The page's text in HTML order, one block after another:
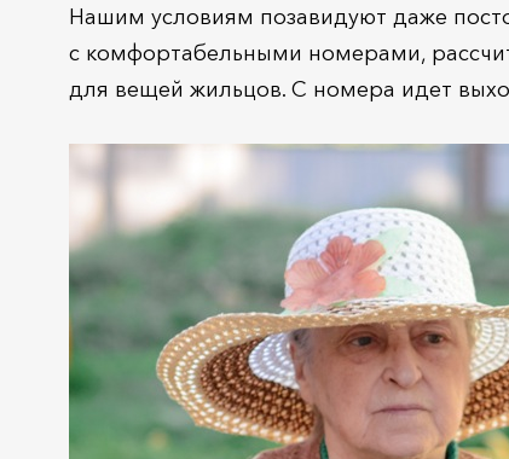
Нашим условиям позавидуют даже
с комфортабельными номерами,
для вещей жильцов. С номера идет